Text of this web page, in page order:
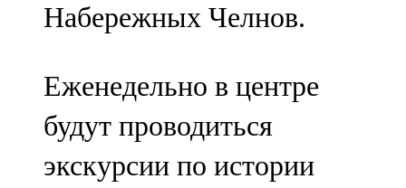
Набережных Челнов.
Еженедельно в центре
будут проводиться
экскурсии по истории